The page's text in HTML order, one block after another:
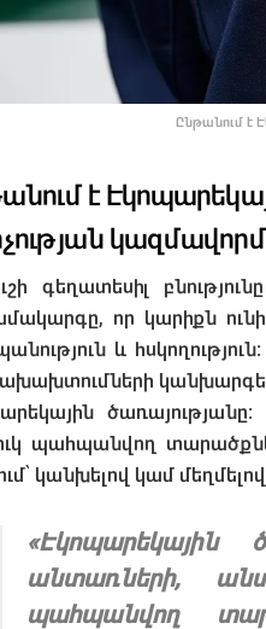
Ընթանում է
է
գեղատեսիլ
որ կարիքն
և
պահպանվող
կանխելով կամ
«Էկոպարեկային
անտառների,
պահպանվող